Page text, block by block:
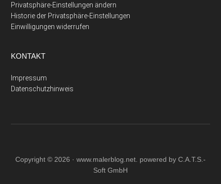
Privatsphäre-Einstellungen ändern
Historie der Privatsphäre-Einstellungen
Einwilligungen widerrufen
KONTAKT
Impressum
Datenschutzhinweis
Copyright © 2026 · www.malerblog.net . powered by C.A.T.S.-
Soft GmbH